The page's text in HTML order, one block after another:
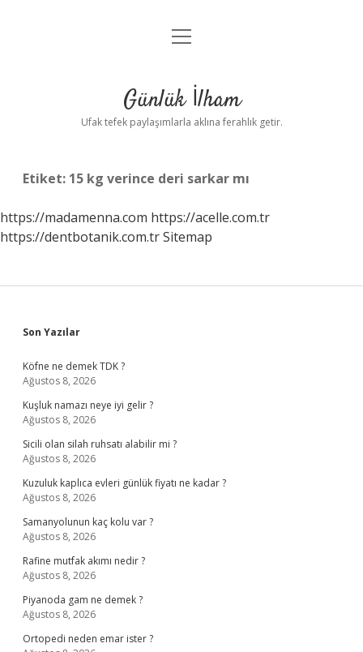
Anasayfa
Yasal Uyarı
menüyü
Günlük İlham
Ufak tefek paylaşımlarla aklına ferahlık getir.
Etiket: 15 kg verince deri sarkar mı
https://madamenna.com https://acelle.com.tr
https://dentbotanik.com.trSitemap
Sidebar
Son Yazılar
Köfne ne demek TDK ?
Ağustos 8, 2026
Kuşluk namazı neye iyi gelir ?
Ağustos 8, 2026
Sicili olan silah ruhsatı alabilir mi ?
Ağustos 8, 2026
Kuzuluk kaplıca evleri günlük fiyatı ne kadar ?
Ağustos 8, 2026
Samanyolunun kaç kolu var ?
Ağustos 8, 2026
Rafine mutfak akımı nedir ?
Ağustos 8, 2026
Piyanoda gam ne demek ?
Ağustos 8, 2026
Ortopedi neden emar ister ?